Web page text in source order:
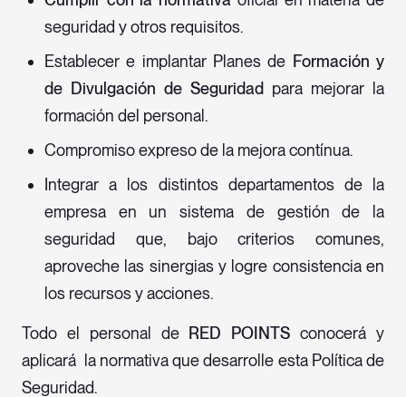
seguridad y otros requisitos.
Establecer e implantar Planes de Formación y
de Divulgación de Seguridad para mejorar la
formación del personal.
Compromiso expreso de la mejora contínua.
Integrar a los distintos departamentos de la
empresa en un sistema de gestión de la
seguridad que, bajo criterios comunes,
aproveche las sinergias y logre consistencia en
los recursos y acciones.
Todo el personal de RED POINTS conocerá y
aplicará la normativa que desarrolle esta Política de
Seguridad.